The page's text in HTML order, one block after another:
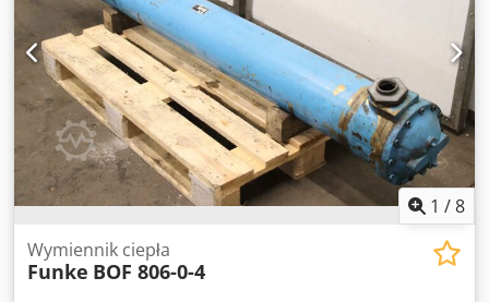
1 /8
Wymiennik ciepła
Funke BOF 806-0-4